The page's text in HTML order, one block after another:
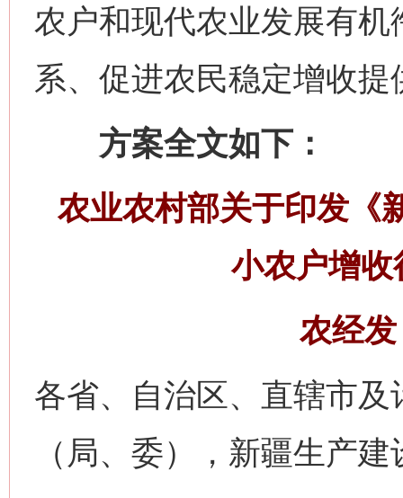
农户和现代农业发展有
系、促进农民稳定增收提
方案全文如下：
农业农村部关于印发《
小农户增
农经
各省、自治区、直辖市
（局、委），新疆生产